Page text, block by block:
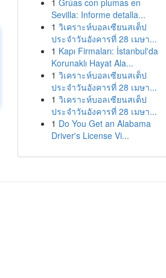
1 Grúas con plumas en
Sevilla: Informe detalla...
1 วิเคราะห์บอลเซียนสเต็ป
ประจำวันอังคารที่ 28 เมษา...
1 Kapı Firmaları: İstanbul'da
Korunaklı Hayat Ala...
1 วิเคราะห์บอลเซียนสเต็ป
ประจำวันอังคารที่ 28 เมษา...
1 วิเคราะห์บอลเซียนสเต็ป
ประจำวันอังคารที่ 28 เมษา...
1 Do You Get an Alabama
Driver's License Vi...